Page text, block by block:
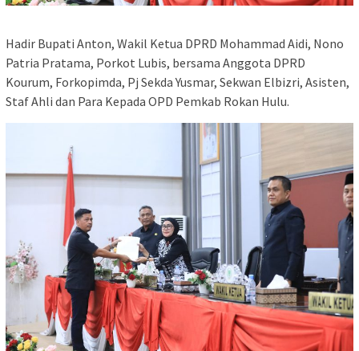
Hadir Bupati Anton, Wakil Ketua DPRD Mohammad Aidi, Nono
Patria Pratama, Porkot Lubis, bersama Anggota DPRD
Kourum, Forkopimda, Pj Sekda Yusmar, Sekwan Elbizri, Asisten,
Staf Ahli dan Para Kepada OPD Pemkab Rokan Hulu.